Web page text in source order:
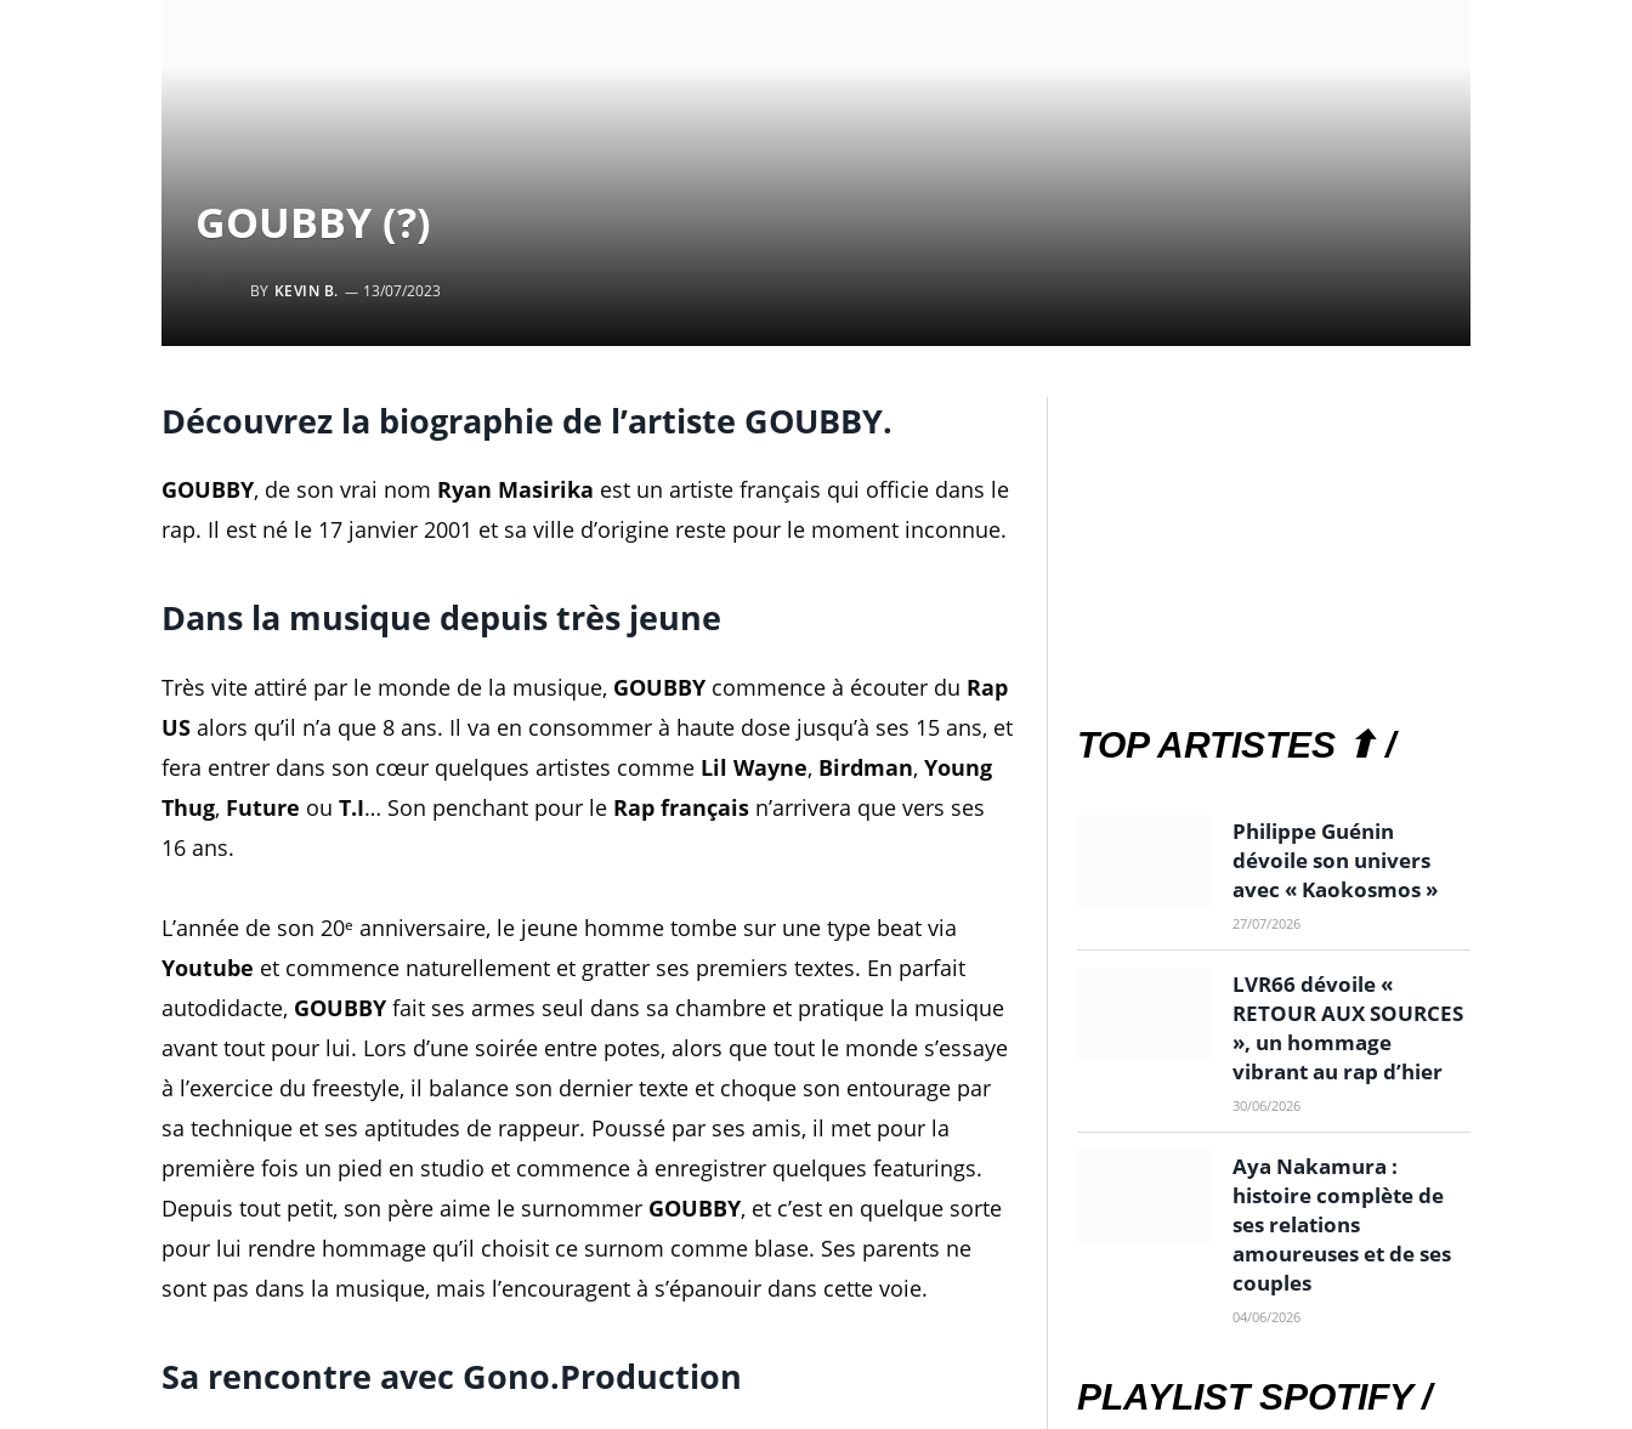
GOUBBY (?)
BY KEVIN B. 13/07/2023
Découvrez la biographie de l’artiste GOUBBY.
GOUBBY, de son vrai nom Ryan Masirika est un artiste français qui officie dans le
rap. Il est né le 17 janvier 2001 et sa ville d’origine reste pour le moment inconnue.
Dans la musique depuis très jeune
Très vite attiré par le monde de la musique, GOUBBY commence à écouter du Rap
US alors qu’il n’a que 8 ans. Il va en consommer à haute dose jusqu’à ses 15 ans, et
fera entrer dans son cœur quelques artistes comme Lil Wayne, Birdman, Young
Thug, Future ou T.I… Son penchant pour le Rap français n’arrivera que vers ses
16 ans.
L’année de son 20ᵉ anniversaire, le jeune homme tombe sur une type beat via
Youtube et commence naturellement et gratter ses premiers textes. En parfait
autodidacte, GOUBBY fait ses armes seul dans sa chambre et pratique la musique
avant tout pour lui. Lors d’une soirée entre potes, alors que tout le monde s’essaye
à l’exercice du freestyle, il balance son dernier texte et choque son entourage par
sa technique et ses aptitudes de rappeur. Poussé par ses amis, il met pour la
première fois un pied en studio et commence à enregistrer quelques featurings.
Depuis tout petit, son père aime le surnommer GOUBBY, et c’est en quelque sorte
pour lui rendre hommage qu’il choisit ce surnom comme blase. Ses parents ne
sont pas dans la musique, mais l’encouragent à s’épanouir dans cette voie.
Sa rencontre avec Gono.Production
TOP ARTISTES ⬆ /
Philippe Guénin
dévoile son univers
avec « Kaokosmos »
27/07/2026
LVR66 dévoile «
RETOUR AUX SOURCES
», un hommage
vibrant au rap d’hier
30/06/2026
Aya Nakamura :
histoire complète de
ses relations
amoureuses et de ses
couples
04/06/2026
PLAYLIST SPOTIFY /